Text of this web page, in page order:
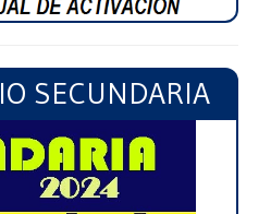
SECUNDARIA